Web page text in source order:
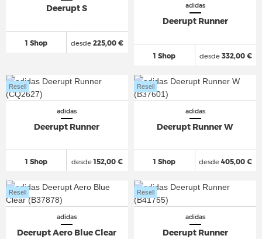
Deerupt S
1 Shop desde 225,00 €
adidas
Deerupt Runner
1 Shop desde332,00 €
adidas
Deerupt Runner
1 Shop
Resell
desde152,00 €
adidas
Deerupt Runner W
1 Shop
Resell
desde 405,00 €
adidas
Deerupt Aero Blue Clear
Resell
adidas
Deerupt Runner
Resell